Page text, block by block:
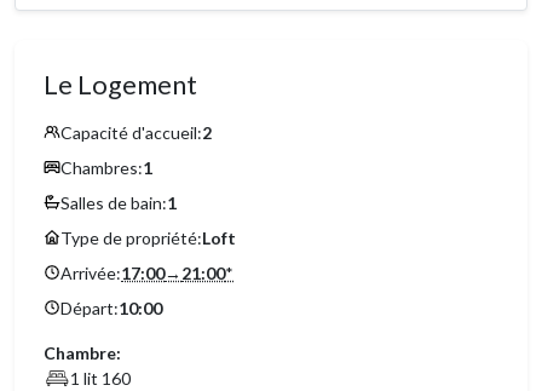
Le Logement
Capacité d'accueil:2
Chambres:1
Salles de bain:1
Type de propriété:Loft
Arrivée:17:00→ 21:00*
Départ:10:00
Chambre:
1 lit 160